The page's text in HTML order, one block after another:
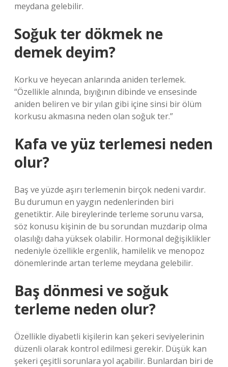
meydana gelebilir.
Soğuk ter dökmek ne
demek deyim?
Korku ve heyecan anlarında aniden terlemek.
“Özellikle alnında, bıyığının dibinde ve ensesinde
aniden beliren ve bir yılan gibi içine sinsi bir ölüm
korkusu akmasına neden olan soğuk ter.”
Kafa ve yüz terlemesi neden
olur?
Baş ve yüzde aşırı terlemenin birçok nedeni vardır.
Bu durumun en yaygın nedenlerinden biri
genetiktir. Aile bireylerinde terleme sorunu varsa,
söz konusu kişinin de bu sorundan muzdarip olma
olasılığı daha yüksek olabilir. Hormonal değişiklikler
nedeniyle özellikle ergenlik, hamilelik ve menopoz
dönemlerinde artan terleme meydana gelebilir.
Baş dönmesi ve soğuk
terleme neden olur?
Özellikle diyabetli kişilerin kan şekeri seviyelerinin
düzenli olarak kontrol edilmesi gerekir. Düşük kan
şekeri çeşitli sorunlara yol açabilir. Bunlardan biri de